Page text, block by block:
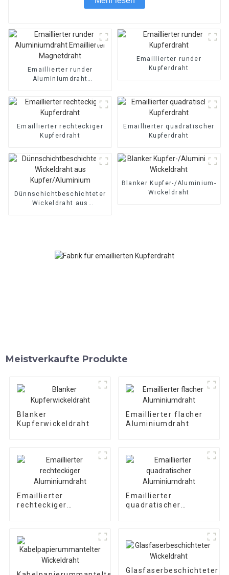
Emaillierter runder
Aluminiumdraht
Emaillierter runder
Kupferdraht
Emaillierter rechteckiger
Kupferdraht
Emaillierter quadratischer
Kupferdraht
Dünnschichtbeschichteter
Wickeldraht aus
Blanker Kupfer-/Aluminium-
Wickeldraht
Meistverkaufte Produkte
Blanker
Kupferwickeldraht
Emaillierter flacher
Aluminiumdraht
Emaillierter
rechteckiger
Emaillierter
quadratischer
Glasfaserbeschichteter